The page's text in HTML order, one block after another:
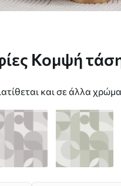
Κομψή
και σε άλλα